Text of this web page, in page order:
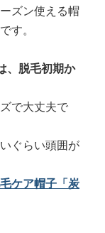
ズン使える帽
す。
、脱毛初期か
で大丈夫で
ぐらい頭囲が
ケア帽子「炭